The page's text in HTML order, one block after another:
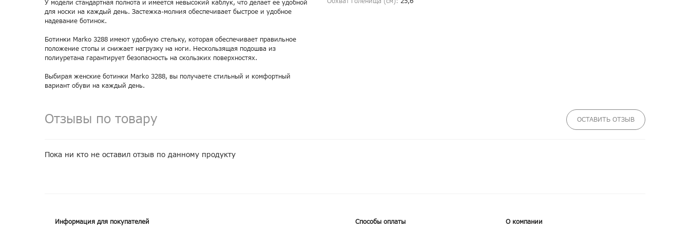
У модели стандартная полнота и имеется невысокий каблук, что делает ее удобной
для носки на каждый день. Застежка-молния обеспечивает быстрое и удобное
надевание ботинок.
Ботинки Marko 3288 имеют удобную стельку, которая обеспечивает правильное
положение стопы и снижает нагрузку на ноги. Нескользящая подошва из
полиуретана гарантирует безопасность на скользких поверхностях.
Выбирая женские ботинки Marko 3288, вы получаете стильный и комфортный
вариант обуви на каждый день.
Отзывы по товару ОСТАВИТЬ ОТЗЫВ
Пока ни кто не оставил отзыв по данному продукту
Информация для покупателей Способы оплаты О компании